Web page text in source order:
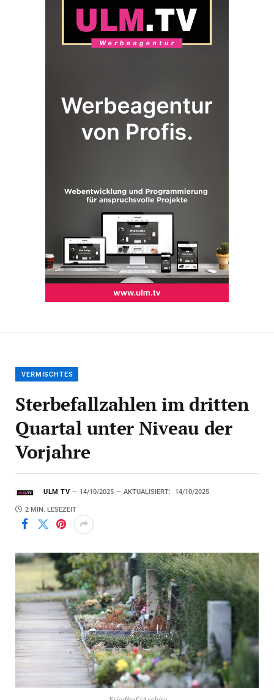
VERMISCHTES
Sterbefallzahlen im dritten
Quartal unter Niveau der
Vorjahre
ULM TV 14/10/2025 AKTUALISIERT: 14/10/2025
2 MIN. LESEZEIT